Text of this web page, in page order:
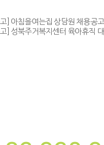
] 아침을여는집 상담원 채용공고
] 성북주거복지센터 육아휴직